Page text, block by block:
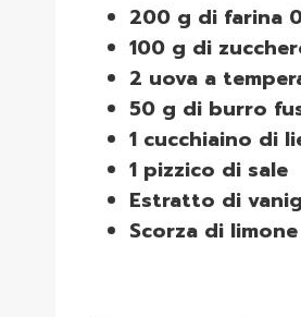
200 g di farina
100 g di
2 uova a
50 g di burro
1 cucchiaino di
1 pizzico di sale
Estratto di
Scorza di